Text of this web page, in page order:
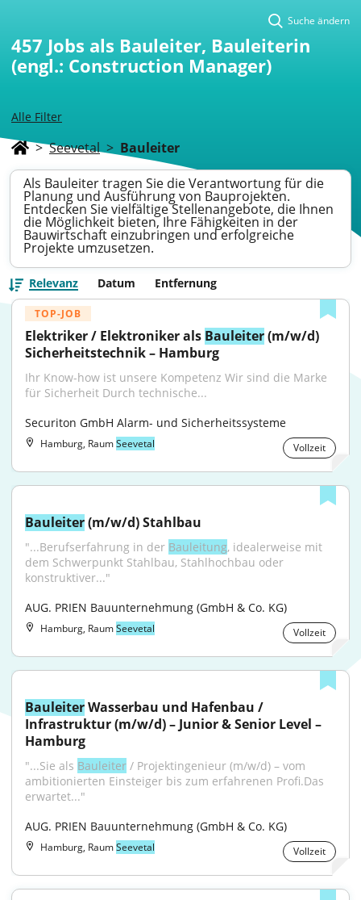
Alle Filter
Suche ändern
457 Jobs als Bauleiter, Bauleiterin
(engl.: Construction Manager)
> Seevetal > Bauleiter
Als Bauleiter tragen Sie die Verantwortung für die
Planung und Ausführung von Bauprojekten.
Entdecken Sie vielfältige Stellenangebote, die Ihnen
die Möglichkeit bieten, Ihre Fähigkeiten in der
Bauwirtschaft einzubringen und erfolgreiche
Projekte umzusetzen.
Relevanz Datum Entfernung
TOP-JOB
Elektriker / Elektroniker als Bauleiter (m/w/d)
Sicherheitstechnik – Hamburg
Ihr Know-how ist unsere Kompetenz Wir sind die Marke
für Sicherheit Durch technische...
Securiton GmbH Alarm- und Sicherheitssysteme
Hamburg, RaumSeevetal Vollzeit
Bauleiter (m/w/d) Stahlbau
"...Berufserfahrung in der Bauleitung, idealerweise mit
dem Schwerpunkt Stahlbau, Stahlhochbau oder
konstruktiver..."
AUG. PRIEN Bauunternehmung (GmbH & Co. KG)
Hamburg, RaumSeevetal Vollzeit
Bauleiter Wasserbau und Hafenbau /
Infrastruktur (m/w/d) – Junior & Senior Level –
Hamburg
"...Sie als Bauleiter / Projektingenieur (m/w/d) – vom
ambitionierten Einsteiger bis zum erfahrenen Profi.Das
erwartet..."
AUG. PRIEN Bauunternehmung (GmbH & Co. KG)
Hamburg, RaumSeevetal Vollzeit